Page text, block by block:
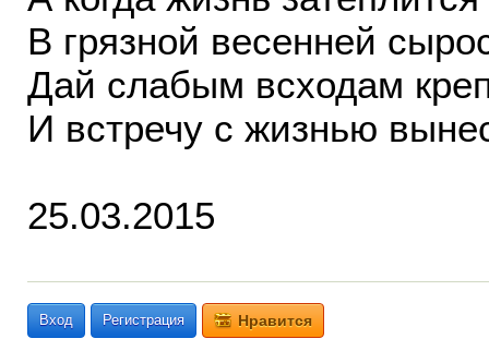
В грязной весенней
Дай слабым всходам
И встречу с жизнью
25.03.2015
Вход Регистрация Нравится